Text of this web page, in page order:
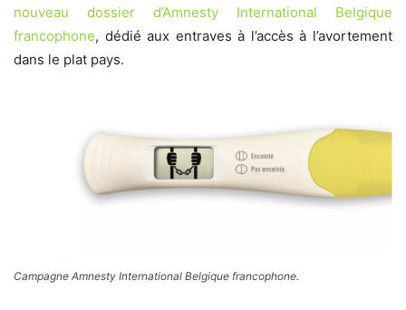
nouveau dossier d’Amnesty International Belgique
francophone, dédié aux entraves à l’accès à l’avortement
dans le plat pays.
Campagne Amnesty International Belgique francophone.